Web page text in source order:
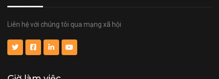
Liên hệ với chúng tôi qua mạng xã hội